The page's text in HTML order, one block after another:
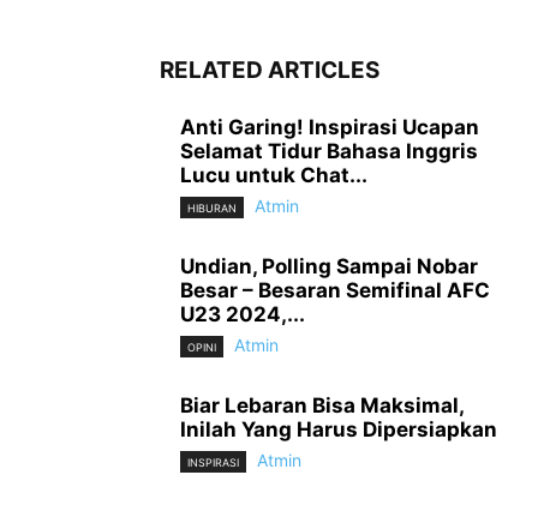
RELATED ARTICLES
Anti Garing! Inspirasi Ucapan
Selamat Tidur Bahasa Inggris
Lucu untuk Chat...
HIBURAN Atmin
Undian, Polling Sampai Nobar
Besar – Besaran Semifinal AFC
U23 2024,...
OPINI Atmin
Biar Lebaran Bisa Maksimal,
Inilah Yang Harus Dipersiapkan
INSPIRASI Atmin